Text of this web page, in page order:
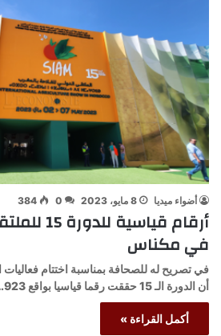
أضواء ميديا 8 مايو، 2023 0
384
أرقام
في مكناس
في تصريح له للصحافة بمناسبة اختتام فعاليات
أن الدورة الـ 15 حققت رقما قياسيا بواقع 923…
أكمل القراءة »